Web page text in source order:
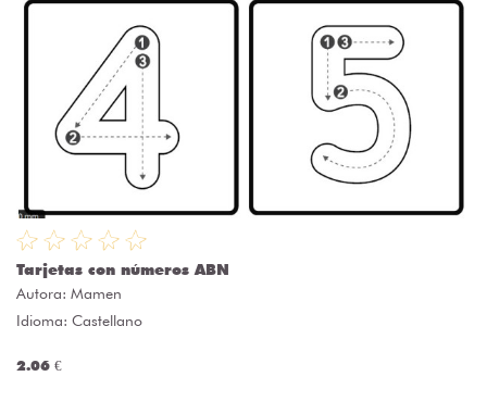
Tarjetas con números ABN
Autora: Mamen
Idioma: Castellano
2.06 €